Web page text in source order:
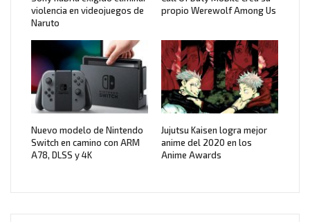
violencia en videojuegos de
Naruto
propio Werewolf Among Us
Nuevo modelo de Nintendo
Switch en camino con ARM
A78, DLSS y 4K
Jujutsu Kaisen logra mejor
anime del 2020 en los
Anime Awards